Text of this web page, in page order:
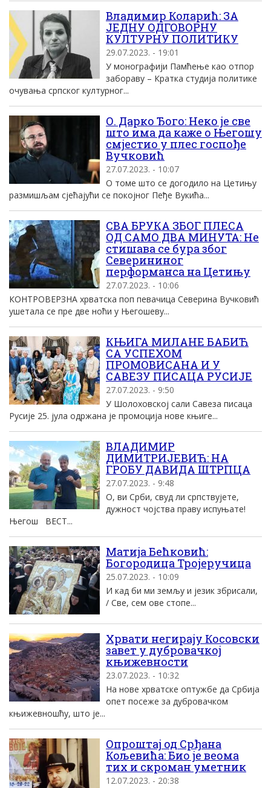
Владимир Коларић: ЗА
ЈЕДНУ ОДГОВОРНУ
КУЛТУРНУ ПОЛИТИКУ
29.07.2023. - 19:01
У монографији Памћење као отпор
забораву – Кратка студија политике
очувања српског културног...
О. Дарко Ђого: Неко је све
што има да каже о Његошу
смјестио у плес госпође
Вучковић
27.07.2023. - 10:07
О томе што се догодило на Цетињу
размишљам сјећајући се покојног Пеђе Вукића...
СВА БРУКА ЗБОГ ПЛЕСА
ОД САМО ДВА МИНУТА: Не
стишава се бура због
Северининог
перформанса на Цетињу
27.07.2023. - 10:06
КОНТРОВЕРЗНА хрватска поп певачица Северина Вучковић
ушетала се пре две ноћи у Његошеву...
КЊИГА МИЛАНЕ БАБИЋ
СА УСПЕХОМ
ПРОМОВИСАНА И У
САВЕЗУ ПИСАЦА РУСИЈЕ
27.07.2023. - 9:50
У Шолоховској сали Савеза писаца
Русије 25. јула одржана је промоција нове књиге...
ВЛАДИМИР
ДИМИТРИЈЕВИЋ: НА
ГРОБУ ДАВИДА ШТРПЦА
27.07.2023. - 9:48
О, ви Срби, свуд ли српствујете,
дужност чојства праву испуњате!
Његош ВЕСТ...
Матија Бећковић:
Богородица Тројеручица
25.07.2023. - 10:09
И кад би ми земљу и језик збрисали,
/ Све, сем ове стопе...
Хрвати негирају Косовски
завет у дубровачкој
књижевности
23.07.2023. - 10:32
На нове хрватске оптужбе да Србија
опет посеже за дубровачком
књижевношћу, што је...
Опроштај од Срђана
Кољевића: Био је веома
тих и скроман уметник
12.07.2023. - 20:38